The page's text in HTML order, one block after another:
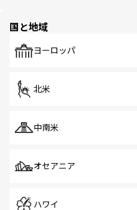
で、ホーカーズは地元
国と地域
ヨーロッパ
北米
中南米
オセアニア
ハワイ